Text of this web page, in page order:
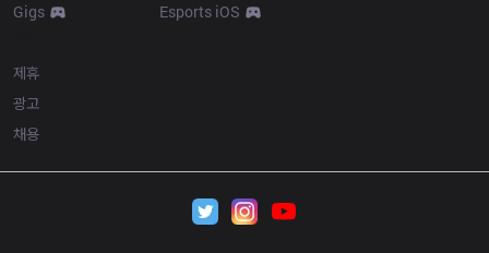
Gigs
Esports iOS
제휴
광고
채용